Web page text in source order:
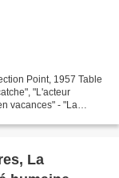
Point, 1957 Table
"L'acteur
vacances" - "La
La